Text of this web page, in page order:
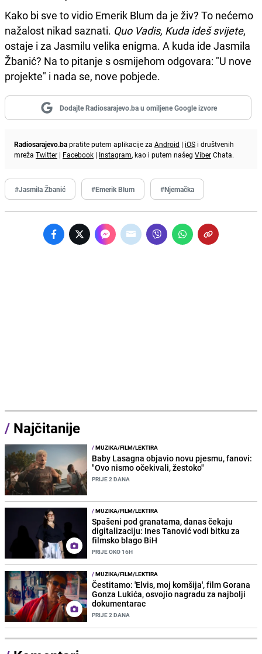
Kako bi sve to vidio Emerik Blum da je živ? To nećemo
nažalost nikad saznati. Quo Vadis, Kuda ideš svijete,
ostaje i za Jasmilu velika enigma. A kuda ide Jasmila
Žbanić? Na to pitanje s osmijehom odgovara: "U nove
projekte" i nada se, nove pobjede.
Dodajte Radiosarajevo.ba u omiljene Google izvore
Radiosarajevo.bapratite putem aplikacije za Android | iOS i društvenih
mreža Twitter | Facebook | Instagram, kao i putem našeg ViberChata.
#Jasmila Žbanić #Emerik Blum #Njemačka
/ Najčitanije
/MUZIKA/FILM/LEKTIRA
Baby Lasagna objavio novu pjesmu, fanovi:
"Ovo nismo očekivali, žestoko"
PRIJE 2 DANA
/MUZIKA/FILM/LEKTIRA
Spašeni pod granatama, danas čekaju
digitalizaciju: Ines Tanović vodi bitku za
filmsko blago BiH
PRIJE OKO 16H
/MUZIKA/FILM/LEKTIRA
Čestitamo: 'Elvis, moj komšija', film Gorana
Gonza Lukića, osvojio nagradu za najbolji
dokumentarac
PRIJE 2 DANA